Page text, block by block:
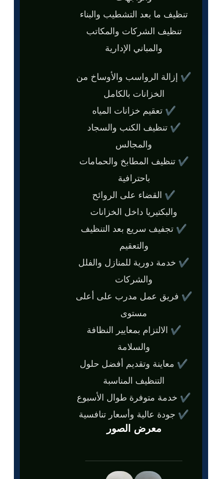
تنظيف ما بعد التشطيب والبناء
تنظيف الشركات والمكاتب
والمباني الإدارية
✔ إزالة الرواسب والأوساخ من
الخزانات بالكامل
✔ تعقيم خزانات المياه
✔ تنظيف الكنب والسجاد
والمجالس
✔ تنظيف المطابخ والحمامات
باحترافية
✔ القضاء على الروائح
والبكتيريا داخل الخزانات
✔ تجفيف سريع بعد التنظيف
والتعقيم
✔ خدمة دورية للمنازل والفلل
والشركات
✔ فريق عمل مدرب على أعلى
مستوى
✔ الالتزام بمعايير النظافة
والسلامة
✔ معاينة وتقديم أفضل حلول
التنظيف المناسبة
✔ خدمة متوفرة طوال الأسبوع
✔ جودة عالية وأسعار تنافسية
معرض الصور